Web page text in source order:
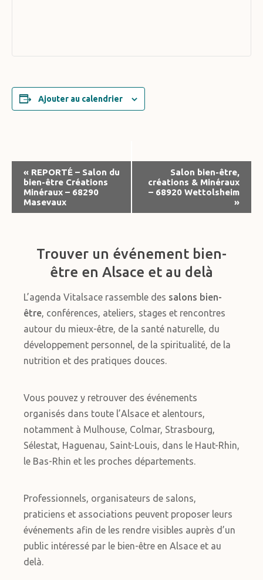
Ajouter au calendrier
Navigation
Évènement
« REPORTÉ – Salon du
bien-être Créations
Minéraux – 68290
Masevaux
Salon bien-être,
créations & Minéraux
– 68920 Wettolsheim
»
Trouver un événement bien-
être en Alsace et au delà
L’agenda Vitalsace rassemble des salons bien-
être, conférences, ateliers, stages et rencontres
autour du mieux-être, de la santé naturelle, du
développement personnel, de la spiritualité, de la
nutrition et des pratiques douces.
Vous pouvez y retrouver des événements
organisés dans toute l’Alsace et alentours,
notamment à Mulhouse, Colmar, Strasbourg,
Sélestat, Haguenau, Saint-Louis, dans le Haut-Rhin,
le Bas-Rhin et les proches départements.
Professionnels, organisateurs de salons,
praticiens et associations peuvent proposer leurs
événements afin de les rendre visibles auprès d’un
public intéressé par le bien-être en Alsace et au
delà.